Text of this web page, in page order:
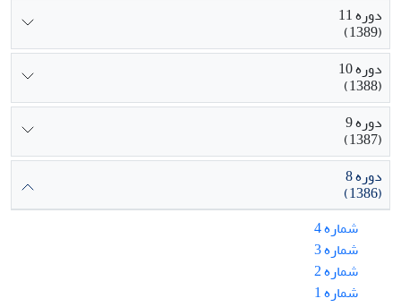
دوره 11
(1389)
دوره 10
(1388)
دوره 9
(1387)
دوره 8
(1386)
شماره 4
شماره 3
شماره 2
شماره 1